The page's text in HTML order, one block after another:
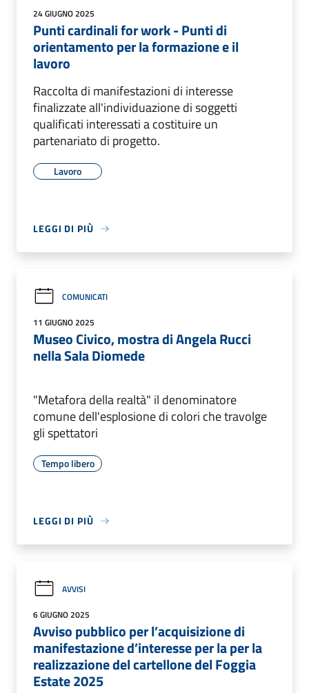
24 GIUGNO 2025
Punti cardinali for work - Punti di
orientamento per la formazione e il
lavoro
Raccolta di manifestazioni di interesse
finalizzate all'individuazione di soggetti
qualificati interessati a costituire un
partenariato di progetto.
Lavoro
LEGGI DI PIÙ
COMUNICATI
11 GIUGNO 2025
Museo Civico, mostra di Angela Rucci
nella Sala Diomede
"Metafora della realtà" il denominatore
comune dell'esplosione di colori che travolge
gli spettatori
Tempo libero
LEGGI DI PIÙ
AVVISI
6 GIUGNO 2025
Avviso pubblico per l’acquisizione di
manifestazione d’interesse per la per la
realizzazione del cartellone del Foggia
Estate 2025